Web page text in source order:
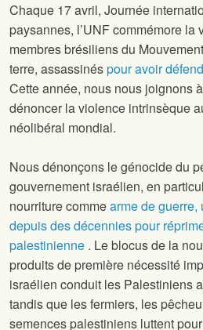
Chaque 17 avril, Journée
paysannes, l’UNF commémore la
membres brésiliens du
terre, assassinéspour avoir
Cette année, nous nous joignons
dénoncer la violence intrinsèque
néolibéral mondial.
Nous dénonçons le génocide du
gouvernement israélien, en
nourriture commearme de
depuis des décennies pour
palestinienne . Le blocus de la
produits de première nécessité
israélien conduit les Palestiniens
tandis que les fermiers, les
semences palestiniens luttent